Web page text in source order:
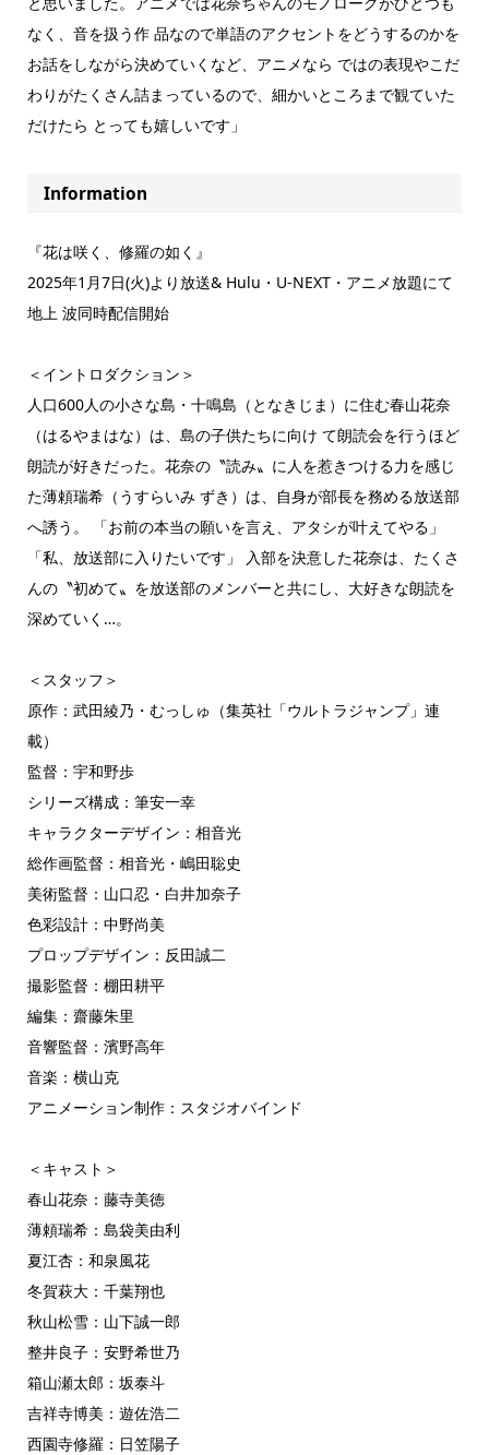
なく、音を扱う作 品なので単語のアクセントをどうするのかを
お話をしながら決めていくなど、アニメなら ではの表現やこだ
わりがたくさん詰まっているので、細かいところまで観ていた
だけたら とっても嬉しいです」
Information
『花は咲く、修羅の如く』
2025年1月7日(火)より放送& Hulu・U-NEXT・アニメ放題にて
地上 波同時配信開始
＜イントロダクション＞
人口600人の小さな島・十鳴島（となきじま）に住む春山花奈
（はるやまはな）は、島の子供たちに向け て朗読会を行うほど
朗読が好きだった。花奈の〝読み〟に人を惹きつける力を感じ
た薄頼瑞希（うすらいみ ずき）は、自身が部長を務める放送部
へ誘う。 「お前の本当の願いを言え、アタシが叶えてやる」
「私、放送部に入りたいです」 入部を決意した花奈は、たくさ
んの〝初めて〟を放送部のメンバーと共にし、大好きな朗読を
深めていく…。
＜スタッフ＞
原作：武田綾乃・むっしゅ（集英社「ウルトラジャンプ」連
載）
監督：宇和野歩
シリーズ構成：筆安一幸
キャラクターデザイン：相音光
総作画監督：相音光・嶋田聡史
美術監督：山口忍・白井加奈子
色彩設計：中野尚美
プロップデザイン：反田誠二
撮影監督：棚田耕平
編集：齋藤朱里
音響監督：濱野高年
音楽：横山克
アニメーション制作：スタジオバインド
＜キャスト＞
春山花奈：藤寺美徳
薄頼瑞希：島袋美由利
夏江杏：和泉風花
冬賀萩大：千葉翔也
秋山松雪：山下誠一郎
整井良子：安野希世乃
箱山瀬太郎：坂泰斗
吉祥寺博美：遊佐浩二
西園寺修羅：日笠陽子